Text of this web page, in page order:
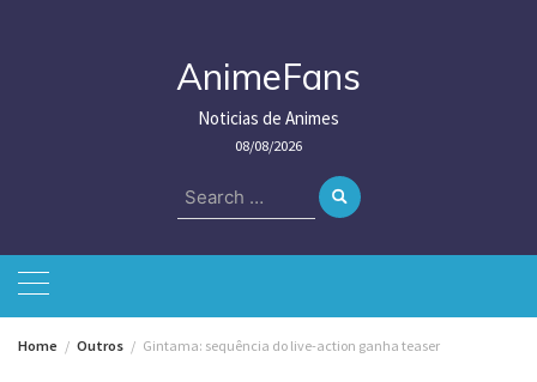
AnimeFans
Noticias de Animes
08/08/2026
Search
for:
Home Outros Gintama: sequência do live-action ganha teaser